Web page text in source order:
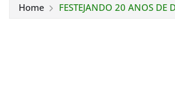
Home FESTEJANDO 20 ANOS DE